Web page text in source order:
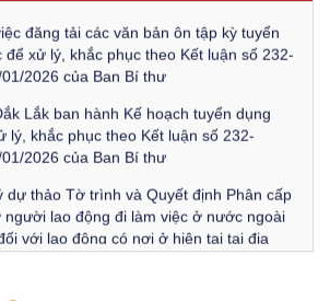
đăng tải các văn bản ôn tập kỳ tuyển
để xử lý, khắc phục theo Kết luận số 232-
2026 của Ban Bí thư
Lắk ban hành Kế hoạch tuyển dụng
lý, khắc phục theo Kết luận số 232-
2026 của Ban Bí thư
dự thảo Tờ trình và Quyết định Phân cấp
lao động đi làm việc ở nước ngoài
với lao động có nơi ở hiện tại tại địa